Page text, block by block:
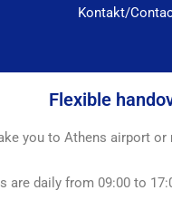
Kontakt/
Flexible
you to Athens airport or
are daily from 09:00 to